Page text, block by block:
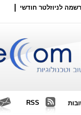
לניוזלטר חודשי
RSS